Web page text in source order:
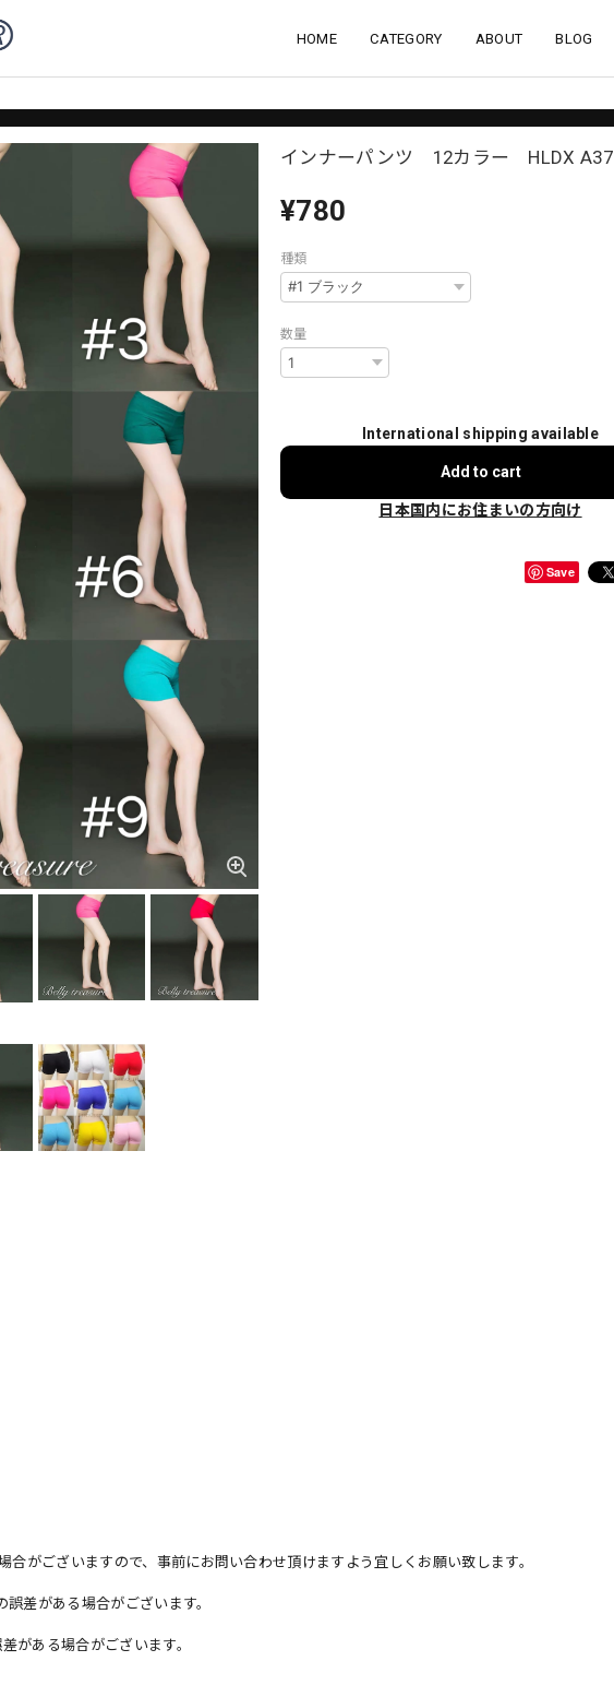
HOME CATEGORY ABOUT BLOG
インナーパンツ 12カラー HLDX A37
¥780
種類
数量
International shipping available
Add to cart
日本国内にお住まいの方向け
Save
がございますので、事前にお問い合わせ頂けますよう宜しくお願い致します。
差がある場合がございます。
がある場合がございます。